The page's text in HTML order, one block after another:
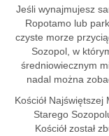
Jeśli wynajmujesz
Ropotamo lub
czyste morze
Sozopol, w
średniowiecznym
nadal można
Kościół
Starego
Kościół został